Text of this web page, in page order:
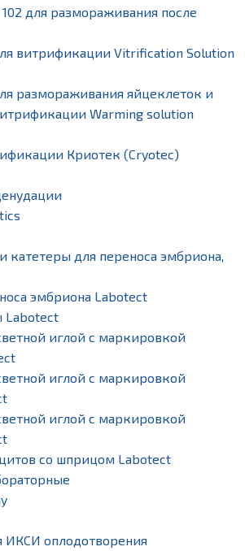
для размораживания после
витрификации Vitrification Solution
размораживания яйцеклеток и
Warming solution
Криотек (Cryotec)
катетеры для переноса эмбриона,
эмбриона Labotect
Labotect
иглой с маркировкой
иглой с маркировкой
иглой с маркировкой
со шприцом Labotect
оплодотворения